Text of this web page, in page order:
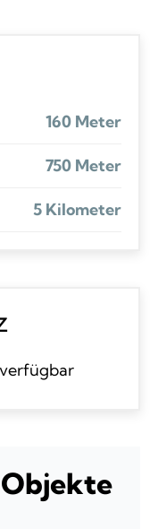
160 Meter
750 Meter
5 Kilometer